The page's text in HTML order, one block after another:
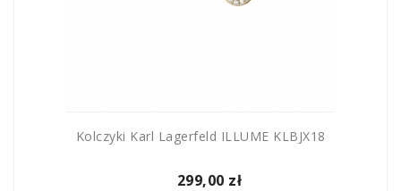
Kolczyki Karl Lagerfeld ILLUME KLBJX18
299,00 zł